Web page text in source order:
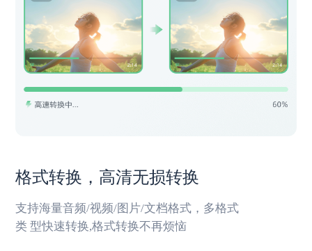
格式转换，高清无损转换
支持海量音频/视频/图片/文档格式，多格式
类 型快速转换,格式转换不再烦恼